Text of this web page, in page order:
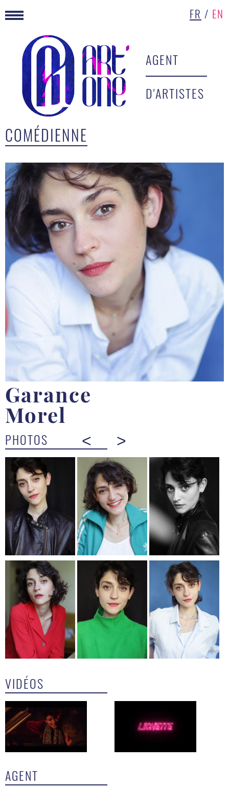
FR / EN
AGENT
D'ARTISTES
COMÉDIENNE
Garance
Morel
PHOTOS < >
VIDÉOS
AGENT